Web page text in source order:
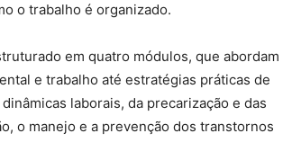
o trabalho é organizado.
em quatro módulos, que abordam
e trabalho até estratégias práticas de
laborais, da precarização e das
o manejo e a prevenção dos transtornos